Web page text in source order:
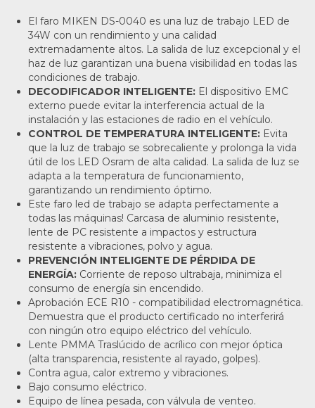
El faro MIKEN DS-0040 es una luz de trabajo LED de
34W con un rendimiento y una calidad
extremadamente altos. La salida de luz excepcional y el
haz de luz garantizan una buena visibilidad en todas las
condiciones de trabajo.
DECODIFICADOR INTELIGENTE: El dispositivo EMC
externo puede evitar la interferencia actual de la
instalación y las estaciones de radio en el vehículo.
CONTROL DE TEMPERATURA INTELIGENTE: Evita
que la luz de trabajo se sobrecaliente y prolonga la vida
útil de los LED Osram de alta calidad. La salida de luz se
adapta a la temperatura de funcionamiento,
garantizando un rendimiento óptimo.
Este faro led de trabajo se adapta perfectamente a
todas las máquinas! Carcasa de aluminio resistente,
lente de PC resistente a impactos y estructura
resistente a vibraciones, polvo y agua.
PREVENCIÓN INTELIGENTE DE PÉRDIDA DE
ENERGÍA: Corriente de reposo ultrabaja, minimiza el
consumo de energía sin encendido.
Aprobación ECE R10 - compatibilidad electromagnética.
Demuestra que el producto certificado no interferirá
con ningún otro equipo eléctrico del vehículo.
Lente PMMA Traslúcido de acrílico con mejor óptica
(alta transparencia, resistente al rayado, golpes).
Contra agua, calor extremo y vibraciones.
Bajo consumo eléctrico.
Equipo de línea pesada, con válvula de venteo.